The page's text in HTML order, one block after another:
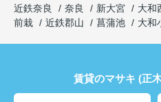
近鉄奈良
奈良 新大宮 大和
前栽
近鉄郡山 菖蒲池 大和
賃貸のマサキ (正